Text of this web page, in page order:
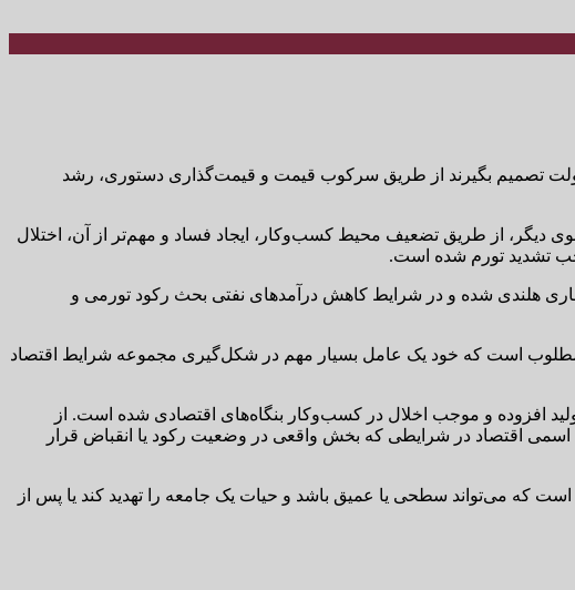
تصمیم بگیرند از طریق سرکوب قیمت و قیمت‌گذاری دستوری، رشد
از طریق تضعیف محیط کسب‌وکار، ایجاد فساد و مهم‌تر از آن، اختلال
تشدید تورم شده است.
هلندی شده و در شرایط کاهش درآمدهای نفتی بحث رکود تورمی و
است که خود یک عامل بسیار مهم در شکل‌گیری مجموعه شرایط اقتصاد
افزوده و موجب اخلال در کسب‌وکار بنگاه‌های اقتصادی شده است. از
اقتصاد در شرایطی که بخش واقعی در وضعیت رکود یا انقباض قرار
که می‌تواند سطحی یا عمیق باشد و حیات یک جامعه را تهدید کند یا پس از